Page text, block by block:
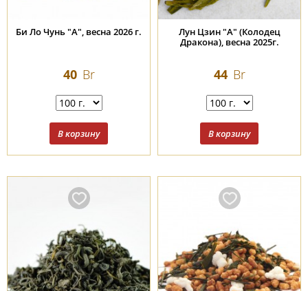
Би Ло Чунь "А", весна 2026 г.
40 Br
Лун Цзин "А" (Колодец
Дракона), весна 2025г.
44 Br